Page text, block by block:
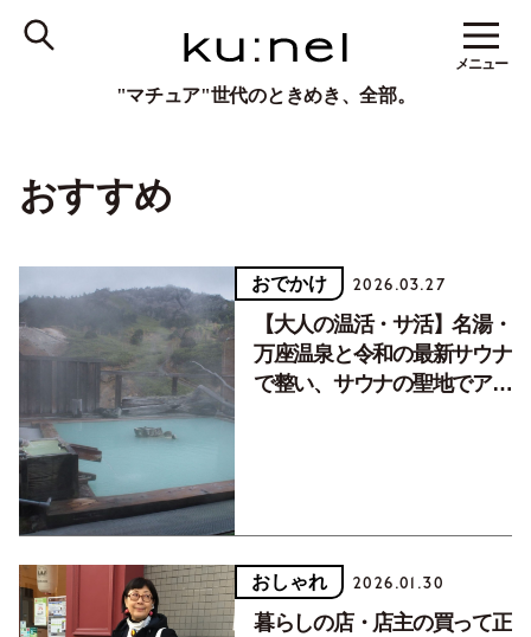
"マチュア"世代のときめき、全部。
メニュー
おすすめ
おでかけ 2026.03.27
【大人の温活・サ活】名湯・
万座温泉と令和の最新サウナ
で整い、サウナの聖地でアウ
おしゃれ 2026.01.30
暮らしの店・店主の買って正